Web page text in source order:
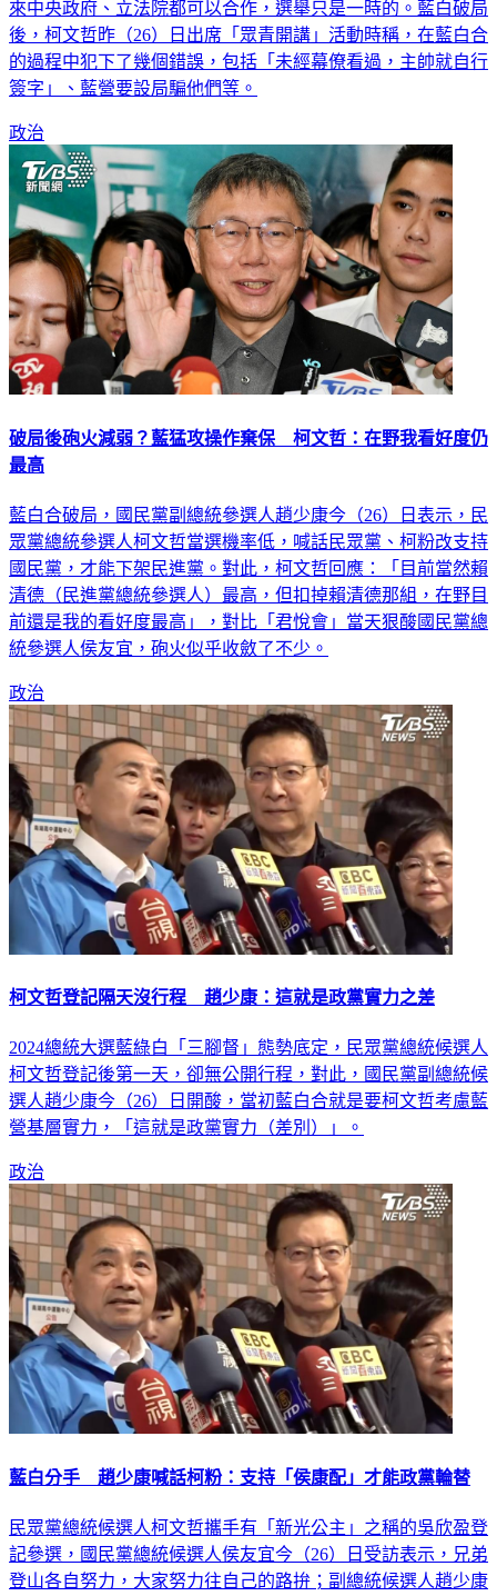
來中央政府、立法院都可以合作，選舉只是一時的。藍白破局
後，柯文哲昨（26）日出席「眾青開講」活動時稱，在藍白合
的過程中犯下了幾個錯誤，包括「未經幕僚看過，主帥就自行
簽字」、藍營要設局騙他們等。
政治
破局後砲火減弱？藍猛攻操作棄保 柯文哲：在野我看好度仍
最高
藍白合破局，國民黨副總統參選人趙少康今（26）日表示，民
眾黨總統參選人柯文哲當選機率低，喊話民眾黨、柯粉改支持
國民黨，才能下架民進黨。對此，柯文哲回應：「目前當然賴
清德（民進黨總統參選人）最高，但扣掉賴清德那組，在野目
前還是我的看好度最高」，對比「君悅會」當天狠酸國民黨總
統參選人侯友宜，砲火似乎收斂了不少。
政治
柯文哲登記隔天沒行程 趙少康：這就是政黨實力之差
2024總統大選藍綠白「三腳督」態勢底定，民眾黨總統候選人
柯文哲登記後第一天，卻無公開行程，對此，國民黨副總統候
選人趙少康今（26）日開酸，當初藍白合就是要柯文哲考慮藍
營基層實力，「這就是政黨實力（差別）」。
政治
藍白分手 趙少康喊話柯粉：支持「侯康配」才能政黨輪替
民眾黨總統候選人柯文哲攜手有「新光公主」之稱的吳欣盈登
記參選，國民黨總統候選人侯友宜今（26）日受訪表示，兄弟
登山各自努力，大家努力往自己的路拚；副總統候選人趙少康